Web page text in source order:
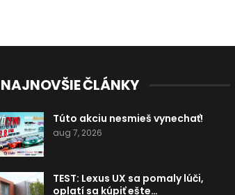
NAJNOVŠIE ČLÁNKY
Túto akciu nesmieš vynechať!
aug 7, 2026
TEST: Lexus UX sa pomaly lúči,
oplatí sa kúpiť ešte…